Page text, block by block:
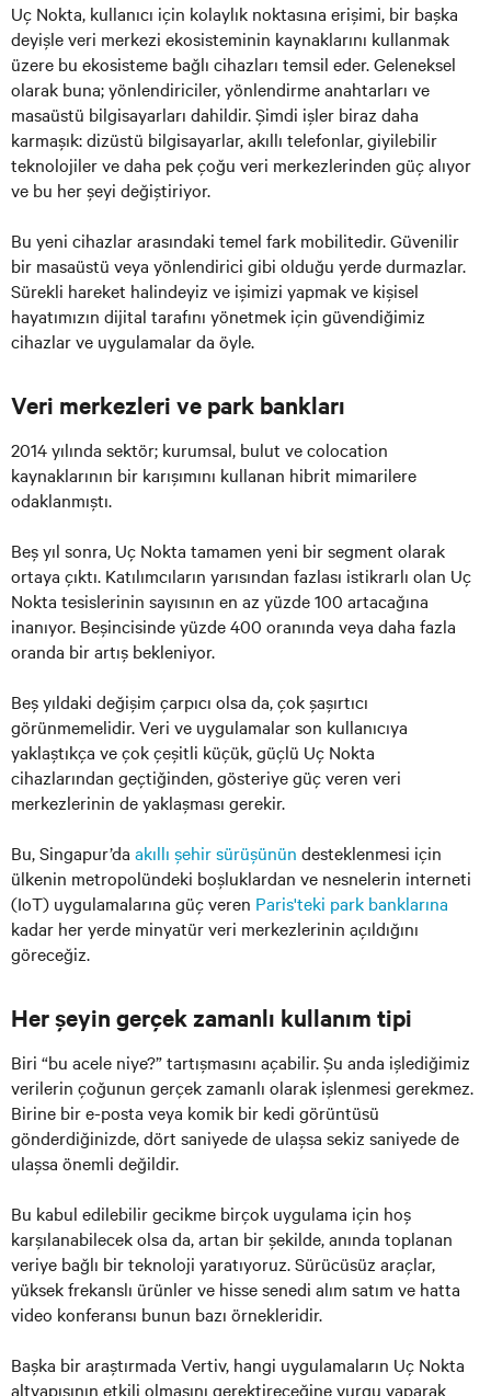
Uç Nokta, kullanıcı için kolaylık noktasına erişimi, bir başka
deyişle veri merkezi ekosisteminin kaynaklarını kullanmak
üzere bu ekosisteme bağlı cihazları temsil eder. Geleneksel
olarak buna; yönlendiriciler, yönlendirme anahtarları ve
masaüstü bilgisayarları dahildir. Şimdi işler biraz daha
karmaşık: dizüstü bilgisayarlar, akıllı telefonlar, giyilebilir
teknolojiler ve daha pek çoğu veri merkezlerinden güç alıyor
ve bu her şeyi değiştiriyor.
Bu yeni cihazlar arasındaki temel fark mobilitedir. Güvenilir
bir masaüstü veya yönlendirici gibi olduğu yerde durmazlar.
Sürekli hareket halindeyiz ve işimizi yapmak ve kişisel
hayatımızın dijital tarafını yönetmek için güvendiğimiz
cihazlar ve uygulamalar da öyle.
Veri merkezleri ve park bankları
2014 yılında sektör; kurumsal, bulut ve colocation
kaynaklarının bir karışımını kullanan hibrit mimarilere
odaklanmıştı.
Beş yıl sonra, Uç Nokta tamamen yeni bir segment olarak
ortaya çıktı. Katılımcıların yarısından fazlası istikrarlı olan Uç
Nokta tesislerinin sayısının en az yüzde 100 artacağına
inanıyor. Beşincisinde yüzde 400 oranında veya daha fazla
oranda bir artış bekleniyor.
Beş yıldaki değişim çarpıcı olsa da, çok şaşırtıcı
görünmemelidir. Veri ve uygulamalar son kullanıcıya
yaklaştıkça ve çok çeşitli küçük, güçlü Uç Nokta
cihazlarından geçtiğinden, gösteriye güç veren veri
merkezlerinin de yaklaşması gerekir.
Bu, Singapur’da akıllı şehir sürüşünün desteklenmesi için
ülkenin metropolündeki boşluklardan ve nesnelerin interneti
(IoT) uygulamalarına güç veren Paris'teki park banklarına
kadar her yerde minyatür veri merkezlerinin açıldığını
göreceğiz.
Her şeyin gerçek zamanlı kullanım tipi
Biri “bu acele niye?” tartışmasını açabilir. Şu anda işlediğimiz
verilerin çoğunun gerçek zamanlı olarak işlenmesi gerekmez.
Birine bir e-posta veya komik bir kedi görüntüsü
gönderdiğinizde, dört saniyede de ulaşsa sekiz saniyede de
ulaşsa önemli değildir.
Bu kabul edilebilir gecikme birçok uygulama için hoş
karşılanabilecek olsa da, artan bir şekilde, anında toplanan
veriye bağlı bir teknoloji yaratıyoruz. Sürücüsüz araçlar,
yüksek frekanslı ürünler ve hisse senedi alım satım ve hatta
video konferansı bunun bazı örnekleridir.
Başka bir araştırmada Vertiv, hangi uygulamaların Uç Nokta
altyapısının etkili olmasını gerektireceğine vurgu yaparak